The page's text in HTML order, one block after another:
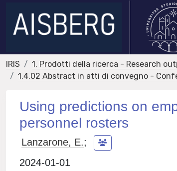
IRIS 1. Prodotti della ricerca - Research
1.4.02 Abstract in atti di convegno -
Using predictions on
personnel rosters
Lanzarone, E.;
2024-01-01